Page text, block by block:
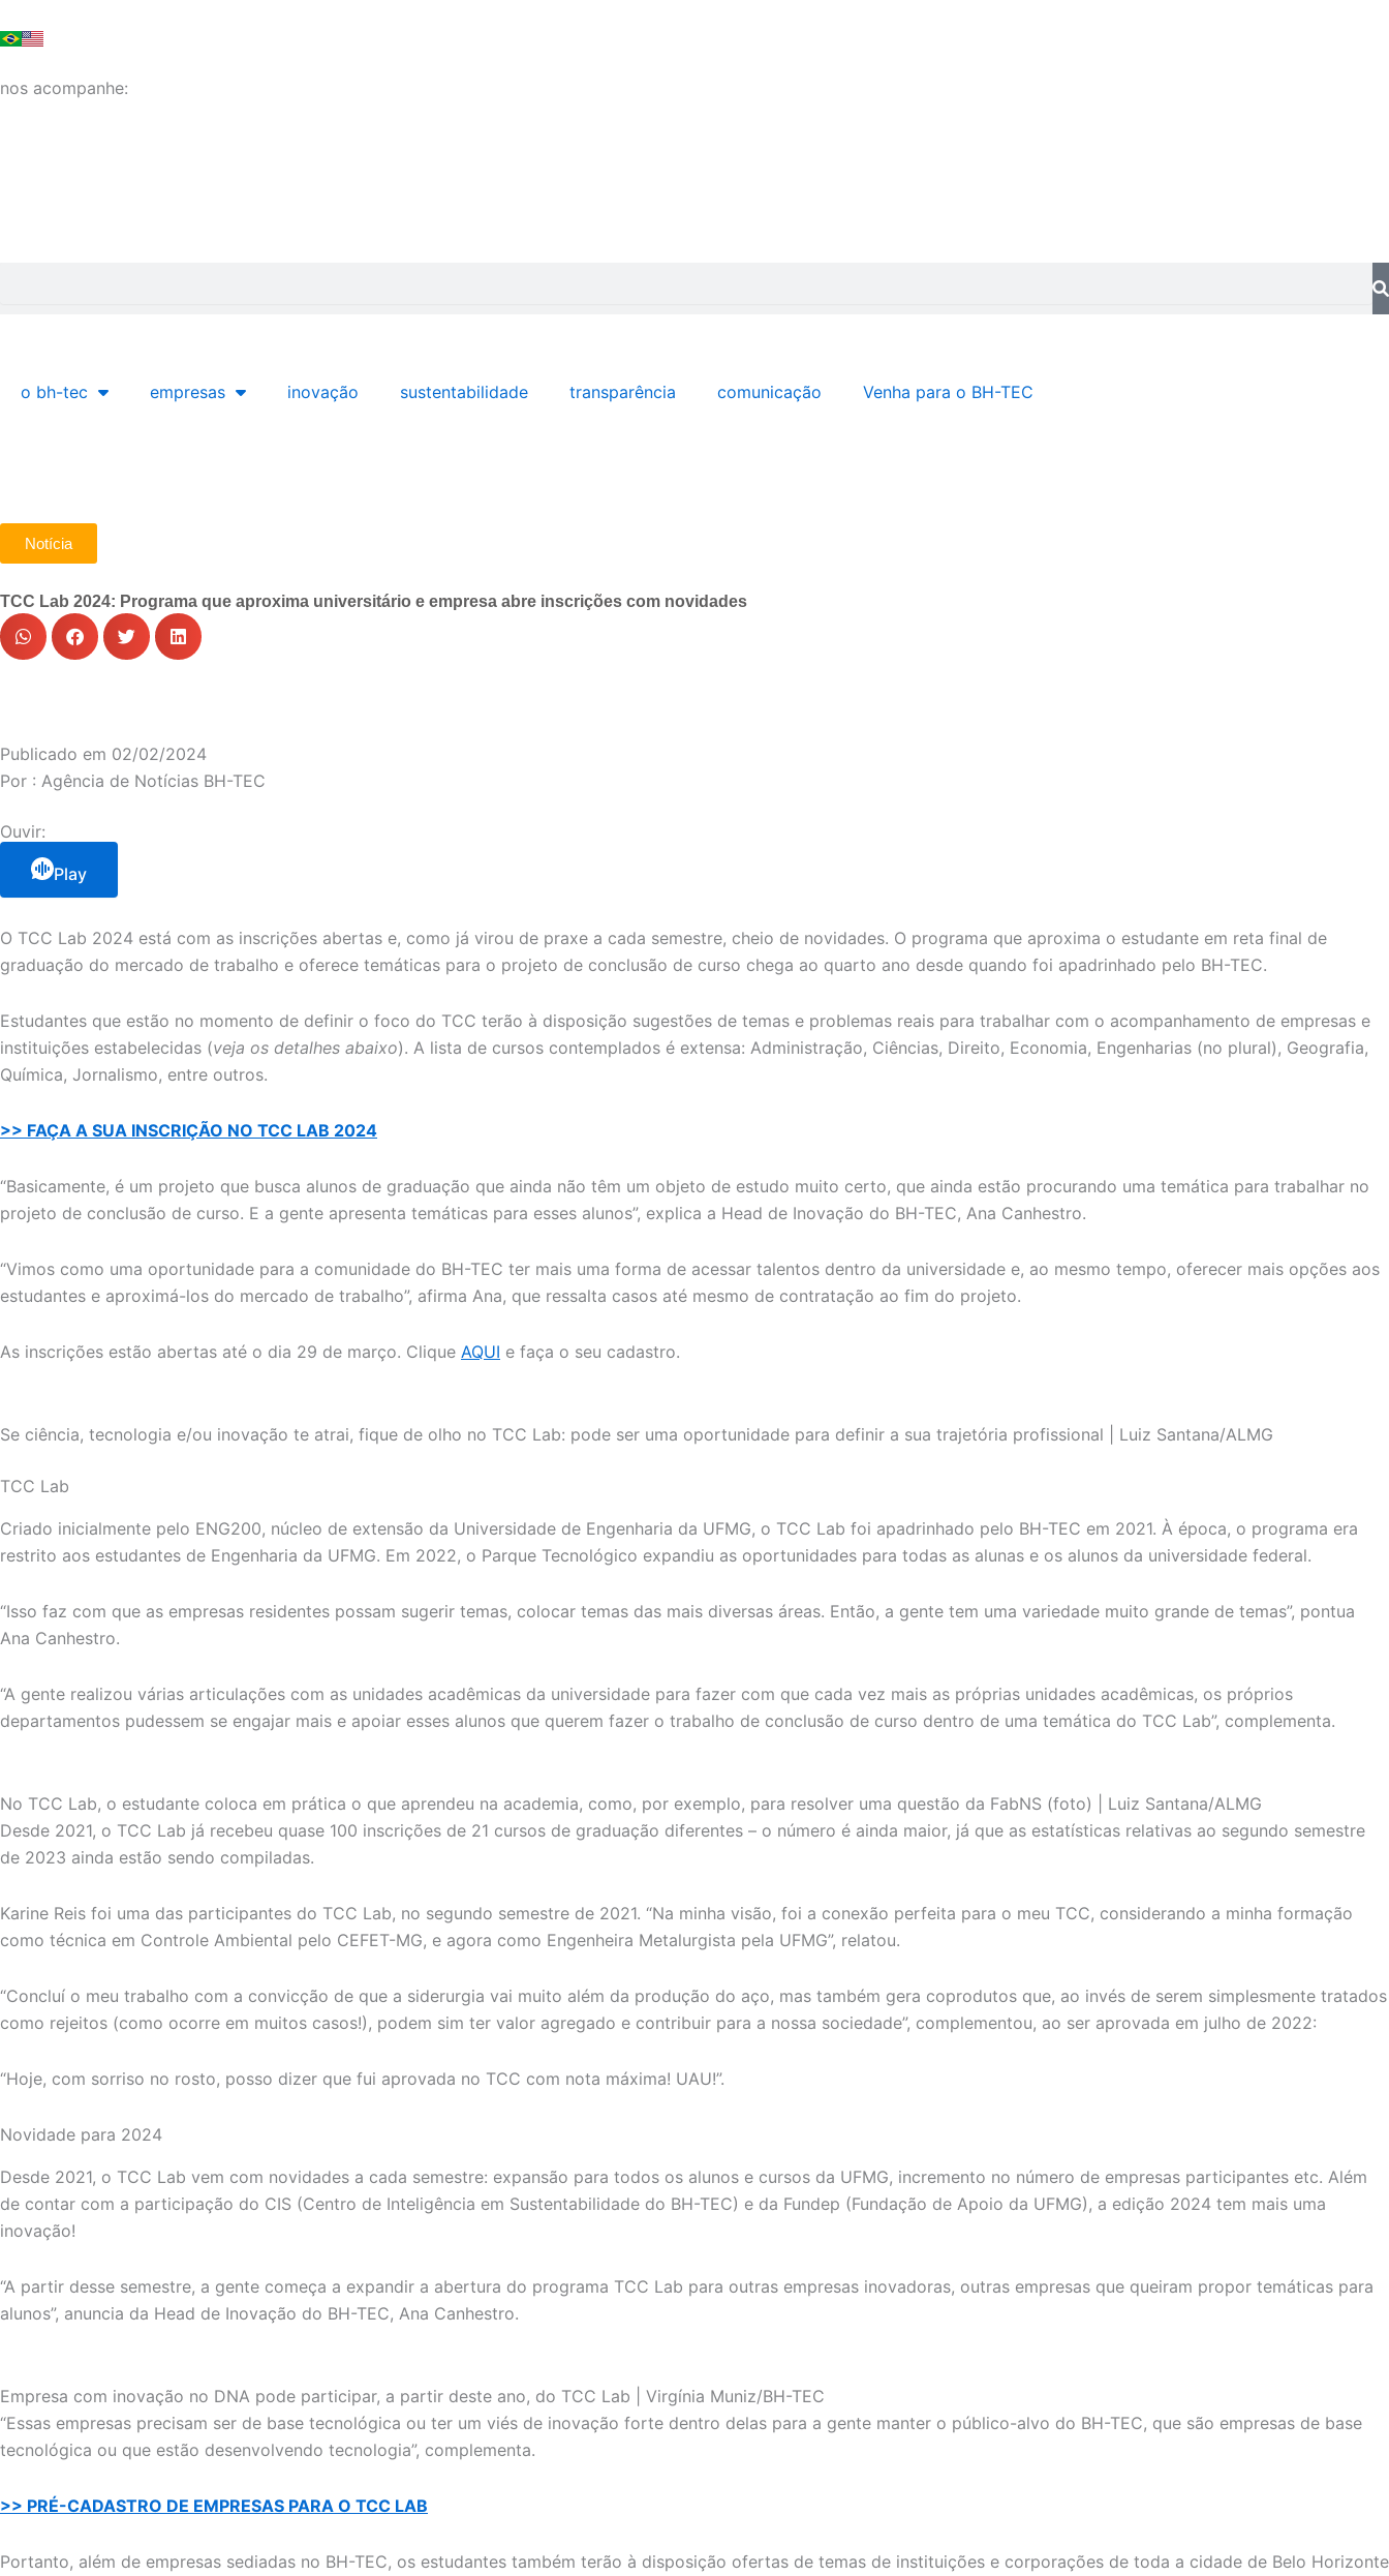
para
conteúdo
nos acompanhe:
o bh-tec empresas inovação sustentabilidade transparência comunicação Venha para o BH-TEC
Notícia
TCC Lab 2024: Programa que aproxima universitário e empresa abre inscrições com novidades
Publicado em 02/02/2024
Por : Agência de Notícias BH-TEC
Ouvir:
Play
O TCC Lab 2024 está com as inscrições abertas e, como já virou de praxe a cada semestre, cheio de novidades. O programa que aproxima o estudante em reta final de
graduação do mercado de trabalho e oferece temáticas para o projeto de conclusão de curso chega ao quarto ano desde quando foi apadrinhado pelo BH-TEC.
Estudantes que estão no momento de definir o foco do TCC terão à disposição sugestões de temas e problemas reais para trabalhar com o acompanhamento de empresas e
instituições estabelecidas (veja os detalhes abaixo). A lista de cursos contemplados é extensa: Administração, Ciências, Direito, Economia, Engenharias (no plural), Geografia,
Química, Jornalismo, entre outros.
>> FAÇA A SUA INSCRIÇÃO NO TCC LAB 2024
“Basicamente, é um projeto que busca alunos de graduação que ainda não têm um objeto de estudo muito certo, que ainda estão procurando uma temática para trabalhar no
projeto de conclusão de curso. E a gente apresenta temáticas para esses alunos”, explica a Head de Inovação do BH-TEC, Ana Canhestro.
“Vimos como uma oportunidade para a comunidade do BH-TEC ter mais uma forma de acessar talentos dentro da universidade e, ao mesmo tempo, oferecer mais opções aos
estudantes e aproximá-los do mercado de trabalho”, afirma Ana, que ressalta casos até mesmo de contratação ao fim do projeto.
As inscrições estão abertas até o dia 29 de março. Clique AQUI e faça o seu cadastro.
Se ciência, tecnologia e/ou inovação te atrai, fique de olho no TCC Lab: pode ser uma oportunidade para definir a sua trajetória profissional | Luiz Santana/ALMG
TCC Lab
Criado inicialmente pelo ENG200, núcleo de extensão da Universidade de Engenharia da UFMG, o TCC Lab foi apadrinhado pelo BH-TEC em 2021. À época, o programa era
restrito aos estudantes de Engenharia da UFMG. Em 2022, o Parque Tecnológico expandiu as oportunidades para todas as alunas e os alunos da universidade federal.
“Isso faz com que as empresas residentes possam sugerir temas, colocar temas das mais diversas áreas. Então, a gente tem uma variedade muito grande de temas”, pontua
Ana Canhestro.
“A gente realizou várias articulações com as unidades acadêmicas da universidade para fazer com que cada vez mais as próprias unidades acadêmicas, os próprios
departamentos pudessem se engajar mais e apoiar esses alunos que querem fazer o trabalho de conclusão de curso dentro de uma temática do TCC Lab”, complementa.
No TCC Lab, o estudante coloca em prática o que aprendeu na academia, como, por exemplo, para resolver uma questão da FabNS (foto) | Luiz Santana/ALMG
Desde 2021, o TCC Lab já recebeu quase 100 inscrições de 21 cursos de graduação diferentes – o número é ainda maior, já que as estatísticas relativas ao segundo semestre
de 2023 ainda estão sendo compiladas.
Karine Reis foi uma das participantes do TCC Lab, no segundo semestre de 2021. “Na minha visão, foi a conexão perfeita para o meu TCC, considerando a minha formação
como técnica em Controle Ambiental pelo CEFET-MG, e agora como Engenheira Metalurgista pela UFMG”, relatou.
“Concluí o meu trabalho com a convicção de que a siderurgia vai muito além da produção do aço, mas também gera coprodutos que, ao invés de serem simplesmente tratados
como rejeitos (como ocorre em muitos casos!), podem sim ter valor agregado e contribuir para a nossa sociedade”, complementou, ao ser aprovada em julho de 2022:
“Hoje, com sorriso no rosto, posso dizer que fui aprovada no TCC com nota máxima! UAU!”.
Novidade para 2024
Desde 2021, o TCC Lab vem com novidades a cada semestre: expansão para todos os alunos e cursos da UFMG, incremento no número de empresas participantes etc. Além
de contar com a participação do CIS (Centro de Inteligência em Sustentabilidade do BH-TEC) e da Fundep (Fundação de Apoio da UFMG), a edição 2024 tem mais uma
inovação!
“A partir desse semestre, a gente começa a expandir a abertura do programa TCC Lab para outras empresas inovadoras, outras empresas que queiram propor temáticas para
alunos”, anuncia da Head de Inovação do BH-TEC, Ana Canhestro.
Empresa com inovação no DNA pode participar, a partir deste ano, do TCC Lab | Virgínia Muniz/BH-TEC
“Essas empresas precisam ser de base tecnológica ou ter um viés de inovação forte dentro delas para a gente manter o público-alvo do BH-TEC, que são empresas de base
tecnológica ou que estão desenvolvendo tecnologia”, complementa.
>> PRÉ-CADASTRO DE EMPRESAS PARA O TCC LAB
Portanto, além de empresas sediadas no BH-TEC, os estudantes também terão à disposição ofertas de temas de instituições e corporações de toda a cidade de Belo Horizonte